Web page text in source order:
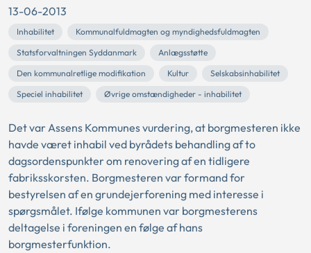
13-06-2013
Inhabilitet
Kommunalfuldmagten og myndighedsfuldmagten
Statsforvaltningen Syddanmark
Anlægsstøtte
Den kommunalretlige modifikation
Kultur
Selskabsinhabilitet
Speciel inhabilitet
Øvrige omstændigheder - inhabilitet
Det var Assens Kommunes vurdering, at borgmesteren ikke
havde været inhabil ved byrådets behandling af to
dagsordenspunkter om renovering af en tidligere
fabriksskorsten. Borgmesteren var formand for
bestyrelsen af en grundejerforening med interesse i
spørgsmålet. Ifølge kommunen var borgmesterens
deltagelse i foreningen en følge af hans
borgmesterfunktion.